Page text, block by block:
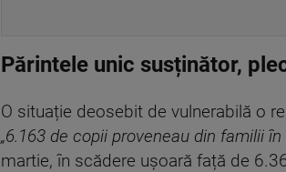
Părintele unic susținător,
O situație deosebit de vulnerabilă o
„6.163 de copii proveneau din familii
martie, în scădere ușoară față de